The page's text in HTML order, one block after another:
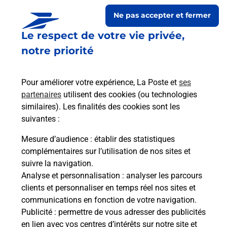
Le respect de votre vie privée,
notre priorité
Pour améliorer votre expérience, La Poste et ses
partenaires utilisent des cookies (ou technologies
similaires). Les finalités des cookies sont les
suivantes :
Mesure d’audience : établir des statistiques
complémentaires sur l’utilisation de nos sites et
suivre la navigation.
Analyse et personnalisation : analyser les parcours
clients et personnaliser en temps réel nos sites et
communications en fonction de votre navigation.
Publicité : permettre de vous adresser des publicités
en lien avec vos centres d’intérêts sur notre site et
Ne pas accepter et fermer
Prochaine collecte du courrierlundià 10h00
1 Rue Des Tilleuls
28330 Coudray Au Perche
Itinéraire
Le lien s'ouvre dans un nouvel onglet